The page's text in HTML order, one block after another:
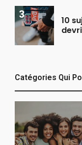
10
Catégories Qui